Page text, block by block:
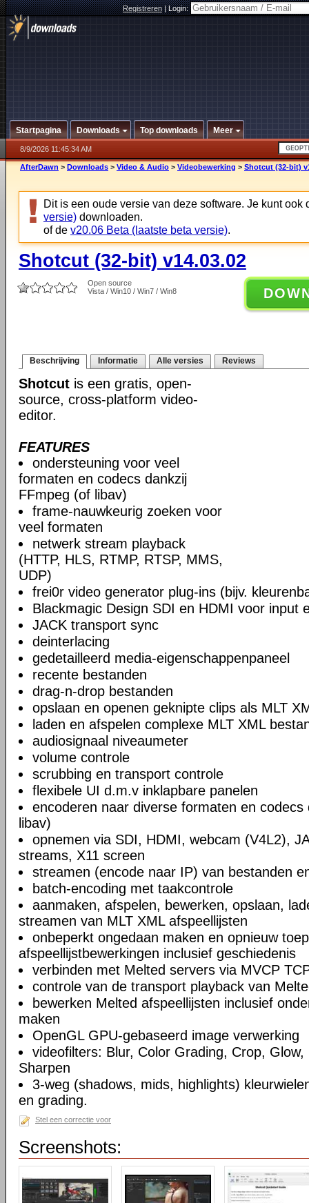
Registreren|Login:
Startpagina Downloads Top downloads Meer
8/9/2026 11:45:34 AM
AfterDawn > Downloads > Video & Audio > Videobewerking > Shotcut (32-bit)
Dit is een oude versie van deze software. Je kunt ook
versie) downloaden.
of de v20.06 Beta (laatste beta versie).
Shotcut (32-bit) v14.03.02
Open source
Vista / Win10 / Win7 / Win8
Beschrijving Informatie Alle versies Reviews
Shotcut is een gratis, open-
source, cross-platform video-
editor.
FEATURES
ondersteuning voor veel
formaten en codecs dankzij
FFmpeg (of libav)
frame-nauwkeurig zoeken voor
veel formaten
netwerk stream playback
(HTTP, HLS, RTMP, RTSP, MMS,
UDP)
frei0r video generator plug-ins (bijv.
Blackmagic Design SDI en HDMI voor input
JACK transport sync
deinterlacing
gedetailleerd media-eigenschappenpaneel
recente bestanden
drag-n-drop bestanden
opslaan en openen geknipte clips als MLT
laden en afspelen complexe MLT XML
audiosignaal niveaumeter
volume controle
scrubbing en transport controle
flexibele UI d.m.v inklapbare panelen
encoderen naar diverse formaten en codecs
libav)
opnemen via SDI, HDMI, webcam (V4L2),
streams, X11 screen
streamen (encode naar IP) van bestanden
batch-encoding met taakcontrole
aanmaken, afspelen, bewerken, opslaan,
streamen van MLT XML afspeellijsten
onbeperkt ongedaan maken en opnieuw
afspeellijstbewerkingen inclusief geschiedenis
verbinden met Melted servers via MVCP
controle van de transport playback van
bewerken Melted afspeellijsten inclusief
maken
OpenGL GPU-gebaseerd image verwerking
videofilters: Blur, Color Grading, Crop,
Sharpen
3-weg (shadows, mids, highlights)
en grading.
Stel een correctie voor
Screenshots: